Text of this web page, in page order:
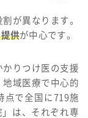
が異なります。
供が中心です。
りつけ医の支援
域医療で中心的
点で全国に719施
は、それぞれ専